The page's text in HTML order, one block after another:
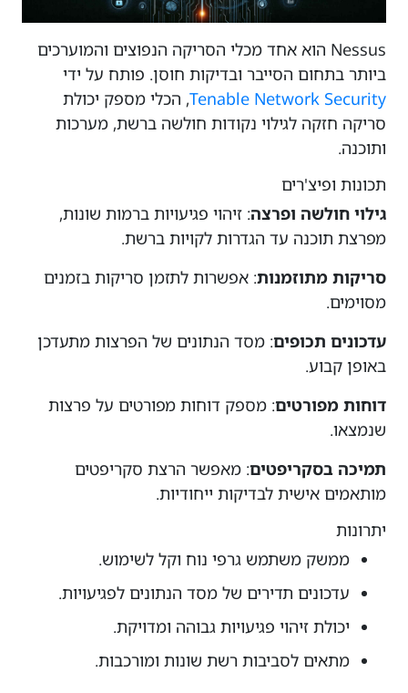
Nessus הוא אחד מכלי הסריקה הנפוצים והמוערכים
ביותר בתחום הסייבר ובדיקות חוסן. פותח על ידי
Tenable Network Security, הכלי מספק יכולת
סריקה חזקה לגילוי נקודות חולשה ברשת, מערכות
ותוכנה.
תכונות ופיצ'רים
גילוי חולשה ופרצה: זיהוי פגיעויות ברמות שונות,
מפרצת תוכנה עד הגדרות לקויות ברשת.
סריקות מתוזמנות: אפשרות לתזמן סריקות בזמנים
מסוימים.
עדכונים תכופים: מסד הנתונים של הפרצות מתעדכן
באופן קבוע.
דוחות מפורטים: מספק דוחות מפורטים על פרצות
שנמצאו.
תמיכה בסקריפטים: מאפשר הרצת סקריפטים
מותאמים אישית לבדיקות ייחודיות.
יתרונות
ממשק משתמש גרפי נוח וקל לשימוש.
עדכונים תדירים של מסד הנתונים לפגיעויות.
יכולת זיהוי פגיעויות גבוהה ומדויקת.
מתאים לסביבות רשת שונות ומורכבות.